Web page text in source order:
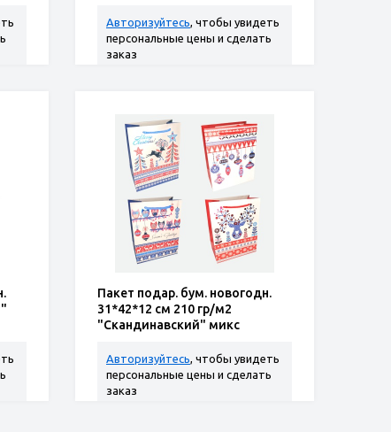
Авторизуйтесь, чтобы увидеть
персональные цены и сделать
заказ
Пакет подар. бум. новогодн.
31*42*12 см 210 гр/м2
"Скандинавский" микс
Авторизуйтесь, чтобы увидеть
персональные цены и сделать
заказ